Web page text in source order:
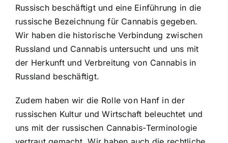
Russisch beschäftigt und eine Einführung in die
russische Bezeichnung für Cannabis gegeben.
Wir haben die historische Verbindung zwischen
Russland und Cannabis untersucht und uns mit
der Herkunft und Verbreitung von Cannabis in
Russland beschäftigt.
Zudem haben wir die Rolle von Hanf in der
russischen Kultur und Wirtschaft beleuchtet und
uns mit der russischen Cannabis-Terminologie